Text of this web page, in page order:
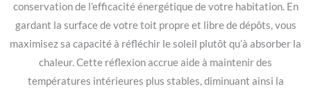
conservation de l’efficacité énergétique de votre habitation. En
gardant la surface de votre toit propre et libre de dépôts, vous
maximisez sa capacité à réfléchir le soleil plutôt qu’à absorber la
chaleur. Cette réflexion accrue aide à maintenir des
températures intérieures plus stables, diminuant ainsi la